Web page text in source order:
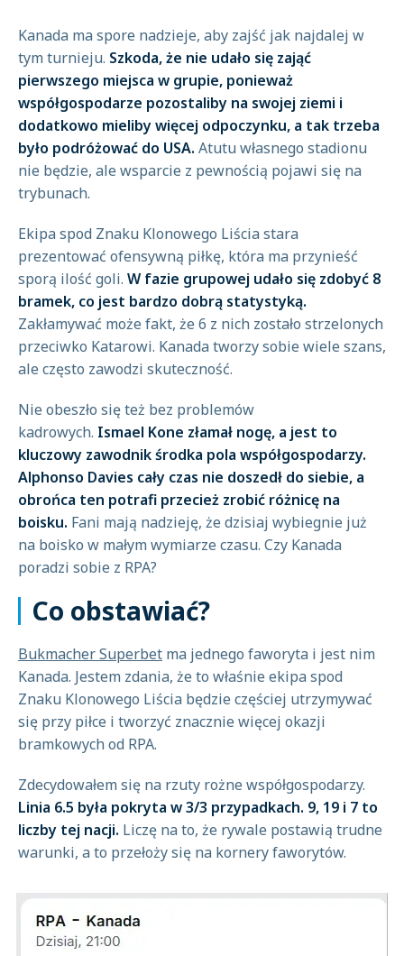
Kanada ma spore nadzieje, aby zajść jak najdalej w
tym turnieju. Szkoda, że nie udało się zająć
pierwszego miejsca w grupie, ponieważ
współgospodarze pozostaliby na swojej ziemi i
dodatkowo mieliby więcej odpoczynku, a tak trzeba
było podróżować do USA. Atutu własnego stadionu
nie będzie, ale wsparcie z pewnością pojawi się na
trybunach.
Ekipa spod Znaku Klonowego Liścia stara
prezentować ofensywną piłkę, która ma przynieść
sporą ilość goli. W fazie grupowej udało się zdobyć 8
bramek, co jest bardzo dobrą statystyką.
Zakłamywać może fakt, że 6 z nich zostało strzelonych
przeciwko Katarowi. Kanada tworzy sobie wiele szans,
ale często zawodzi skuteczność.
Nie obeszło się też bez problemów
kadrowych. Ismael Kone złamał nogę, a jest to
kluczowy zawodnik środka pola współgospodarzy.
Alphonso Davies cały czas nie doszedł do siebie, a
obrońca ten potrafi przecież zrobić różnicę na
boisku. Fani mają nadzieję, że dzisiaj wybiegnie już
na boisko w małym wymiarze czasu. Czy Kanada
poradzi sobie z RPA?
Co obstawiać?
Bukmacher Superbet ma jednego faworyta i jest nim
Kanada. Jestem zdania, że to właśnie ekipa spod
Znaku Klonowego Liścia będzie częściej utrzymywać
się przy piłce i tworzyć znacznie więcej okazji
bramkowych od RPA.
Zdecydowałem się na rzuty rożne współgospodarzy.
Linia 6.5 była pokryta w 3/3 przypadkach. 9, 19 i 7 to
liczby tej nacji. Liczę na to, że rywale postawią trudne
warunki, a to przełoży się na kornery faworytów.